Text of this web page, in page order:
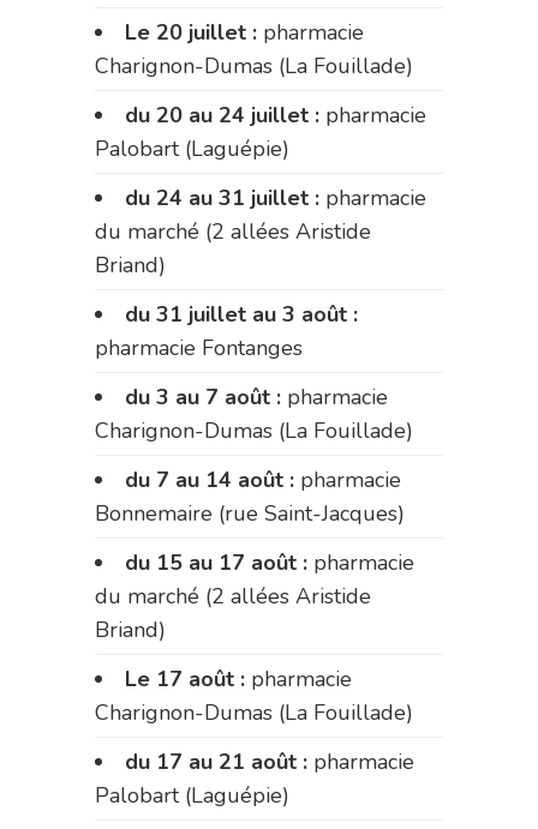
Le 20 juillet : pharmacie
Charignon-Dumas (La Fouillade)
du 20 au 24 juillet : pharmacie
Palobart (Laguépie)
du 24 au 31 juillet : pharmacie
du marché (2 allées Aristide
Briand)
du 31 juillet au 3 août :
pharmacie Fontanges
du 3 au 7 août : pharmacie
Charignon-Dumas (La Fouillade)
du 7 au 14 août : pharmacie
Bonnemaire (rue Saint-Jacques)
du 15 au 17 août : pharmacie
du marché (2 allées Aristide
Briand)
Le 17 août : pharmacie
Charignon-Dumas (La Fouillade)
du 17 au 21 août : pharmacie
Palobart (Laguépie)